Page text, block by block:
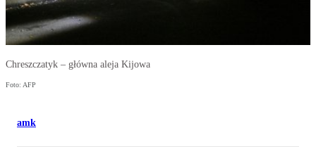
Chreszczatyk – główna aleja Kijowa
Foto: AFP
amk